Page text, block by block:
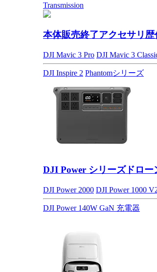
Transmission
本体販売終了アクセサリ 歴
DJI Mavic 3 Pro DJI Mavic 3
DJI Inspire 2 Phantomシリーズ
DJI Power シリーズドロー
DJI Power 2000 DJI Power 1000
DJI Power 140W GaN 充電器